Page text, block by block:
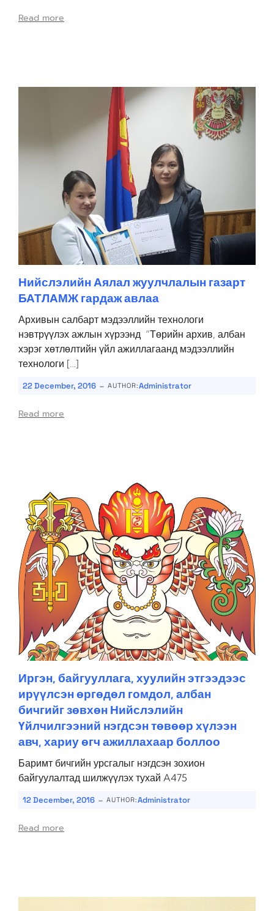
Read more
Нийслэлийн Аялал жуулчлалын газарт
БАТЛАМЖ гардаж авлаа
Архивын салбарт мэдээллийн технологи
нэвтрүүлэх ажлын хүрээнд “Төрийн архив, албан
хэрэг хөтлөлтийн үйл ажиллагаанд мэдээллийн
технологи […]
22 December, 2016 - AUTHOR:Administrator
Read more
Иргэн, байгууллага, хуулийн этгээдээс
ирүүлсэн өргөдөл гомдол, албан
бичгийг зөвхөн Нийслэлийн
Үйлчилгээний нэгдсэн төвөөр хүлээн
авч, хариу өгч ажиллахаар боллоо
Баримт бичгийн урсгалыг нэгдсэн зохион
байгуулалтад шилжүүлэх тухай A475
12 December, 2016 - AUTHOR:Administrator
Read more